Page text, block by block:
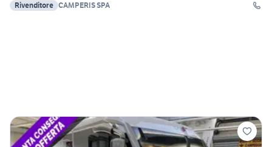
Rivenditore CAMPERIS SPA